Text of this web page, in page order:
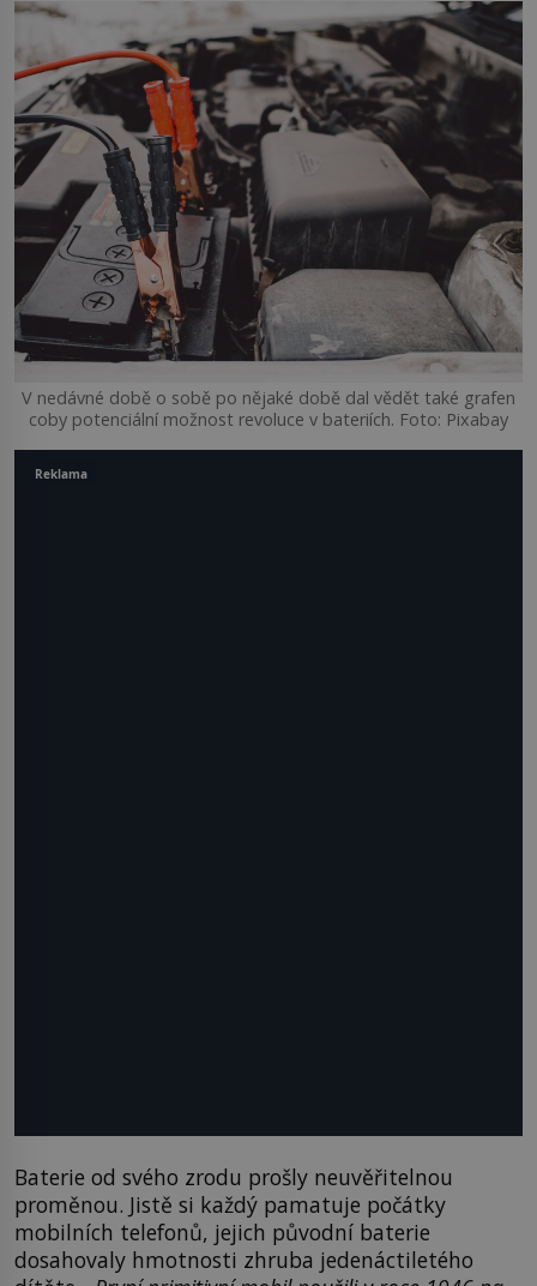
V nedávné době o sobě po nějaké době dal vědět také grafen
coby potenciální možnost revoluce v bateriích. Foto: Pixabay
Baterie od svého zrodu prošly neuvěřitelnou
proměnou. Jistě si každý pamatuje počátky
mobilních telefonů, jejich původní baterie
dosahovaly hmotnosti zhruba jedenáctiletého
Reklama